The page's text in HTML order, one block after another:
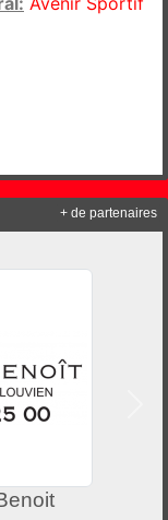
Ambre
+ de partenaires